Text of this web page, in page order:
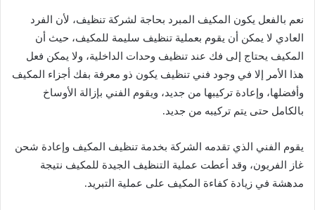
نعم بالفعل يكون المكيف المبرد بحاجة لشركة تنظيف، لأن الفرد
العادي لا يمكن أن يقوم بعملية تنظيف سليمة للمكيف، حيث أن
المكيف يحتاج إلى فك عند تنظيف وحدات الداخلية، ولا يمكن فعل
هذا الأمر إلا في وجود فني تنظيف يكون ذو معرفة بفك أجزاء المكيف
وأفضلها، وإعادة تركيبها من جديد، ويقوم الفني بإزالة الأوساخ
بالكامل حتى يتم تركيبه من جديد.
يقوم الفني الذي تقدمه الشركة بخدمة تنظيف المكيف وإعادة شحن
غاز الفريون، وقد أعطت عملية التنظيف الجيدة للمكيف نتيجة
مدهشة في زيادة كفاءة المكيف على عملية التبريد.